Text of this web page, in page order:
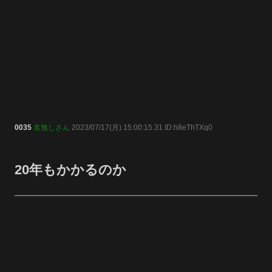
0035 名無しさん 2023/07/17(月) 15:00:15.31 ID:h8eThTXq0
20年もかかるのか